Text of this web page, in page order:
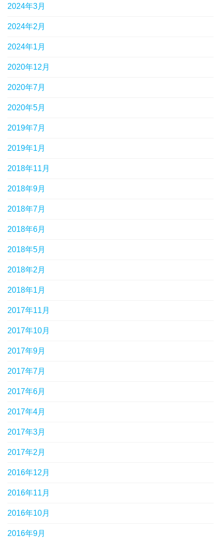
2024年3月
2024年2月
2024年1月
2020年12月
2020年7月
2020年5月
2019年7月
2019年1月
2018年11月
2018年9月
2018年7月
2018年6月
2018年5月
2018年2月
2018年1月
2017年11月
2017年10月
2017年9月
2017年7月
2017年6月
2017年4月
2017年3月
2017年2月
2016年12月
2016年11月
2016年10月
2016年9月